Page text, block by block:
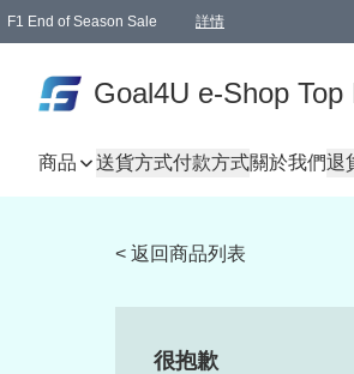
F1 End of Season Sale 詳情
Goal4U e-Shop
商品 送貨方式付款方式關於我們退
< 返回商品列表
很抱歉